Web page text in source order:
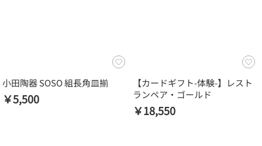
小田陶器 SOSO 組長角皿揃
￥5,500
【カードギフト-体験-】レスト
ランペア・ゴールド
￥18,550